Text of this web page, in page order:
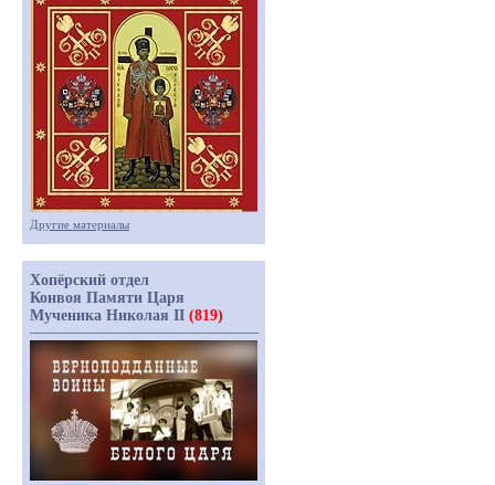
Другие материалы
Хопёрский отдел
Конвоя Памяти Царя
Мученика Николая II (819)